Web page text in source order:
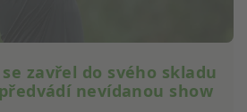
zavřel do svého skladu
nevídanou show